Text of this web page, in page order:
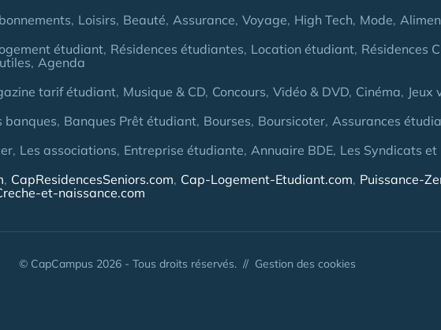
Loisirs Beauté Assurance Voyage High Tech Mode
étudiant Résidences étudiantes Location étudiant Résidences
Agenda
tarif étudiant Musique & CD Concours Vidéo & DVD Cinéma Jeux
banques Banques Prêt étudiant Bourses Boursicoter Assurances
Les associations Entreprise étudiante Annuaire BDE Les Syndicats
CapResidencesSeniors.com Cap-Logement-Etudiant.com Puissance-
et-naissance.com
© CapCampus 2026 - Tous droits réservés. // Gestion des cookies